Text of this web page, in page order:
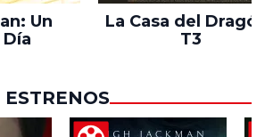
Un
La Casa del Dragón
T3